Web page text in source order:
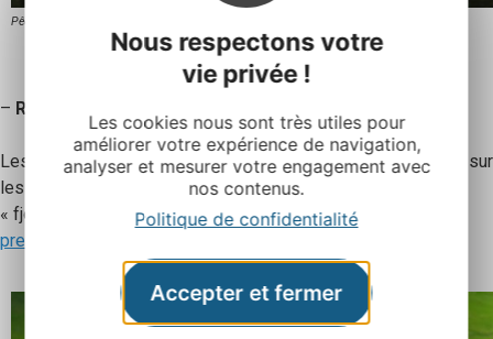
Nous respectons votre
vie privée !
Les cookies nous sont très utiles pour
améliorer votre expérience de navigation,
analyser et mesurer votre engagement avec
nos contenus.
Politique de confidentialité
Accepter et fermer
Pêche au Lac de Sarrans
– Rando/VTT
Les plus sportifs se plairont par les pentes à travers bois et sur
les plateaux vallonnés qui les conduiront sur les rives d’un
« fjord » ! Téléchargez le circuit avant de partir :
presqu’île de Laussac